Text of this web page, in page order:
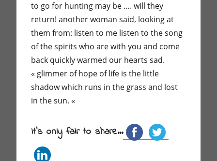
to go for hunting may be …. will they
return! another woman said, looking at
them from: listen to me listen to the song
of the spirits who are with you and come
back quickly warmed our hearts sad.
« glimmer of hope of life is the little
shadow which runs in the grass and lost
in the sun. «
It's only fair to share...